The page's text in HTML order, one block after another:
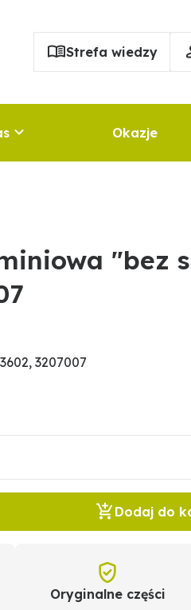
Strefa wiedzy
Okazje
"bez
3207007
Dodaj do
Oryginalne części